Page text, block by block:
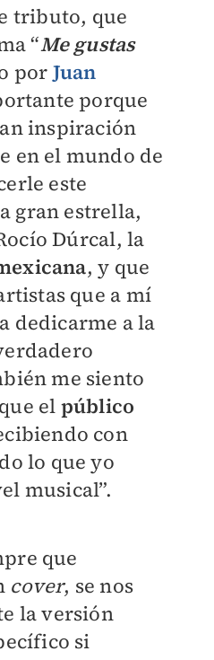
tributo, que
“Me gustas
porJuan
porque
inspiración
en el mundo de
este
gran estrella,
Dúrcal, la
, y que
que a mí
dedicarme a la
me siento
el público
con
lo que yo
musical”.
que
cover, se nos
la versión
si